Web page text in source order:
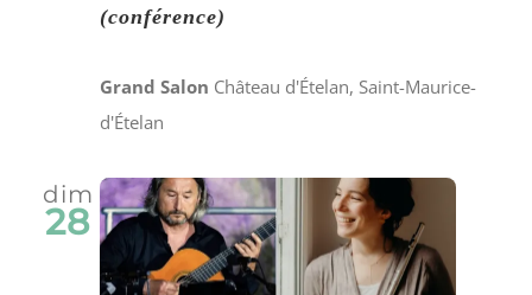
(conférence)
Grand Salon Château d'Ételan, Saint-Maurice-
d'Ételan
dim
28